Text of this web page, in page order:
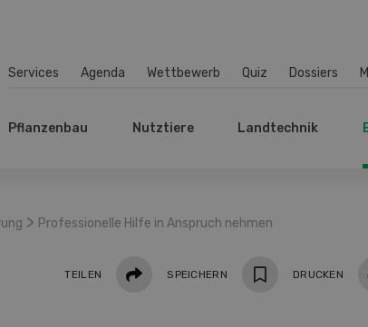
Services Agenda Wettbewerb Quiz Dossiers
Pflanzenbau Nutztiere Landtechnik
> Professionelle Hilfe in Anspruch nehmen
TEILEN Teilen SPEICHERN DRUCKEN